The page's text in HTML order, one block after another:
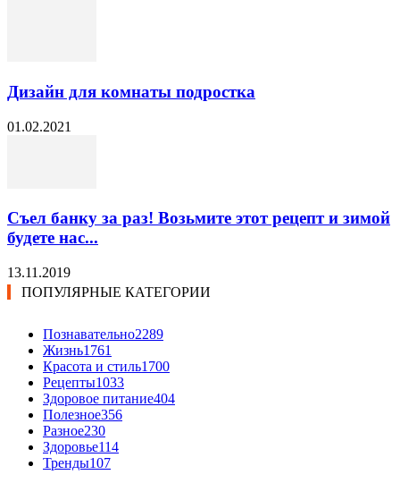
Дизайн для комнаты подростка
01.02.2021
Съел банку за раз! Возьмите этот рецепт и зимой
будете нас...
13.11.2019
ПОПУЛЯРНЫЕ КАТЕГОРИИ
Познавательно2289
Жизнь1761
Красота и стиль1700
Рецепты1033
Здоровое питание404
Полезное356
Разное230
Здоровье114
Тренды107